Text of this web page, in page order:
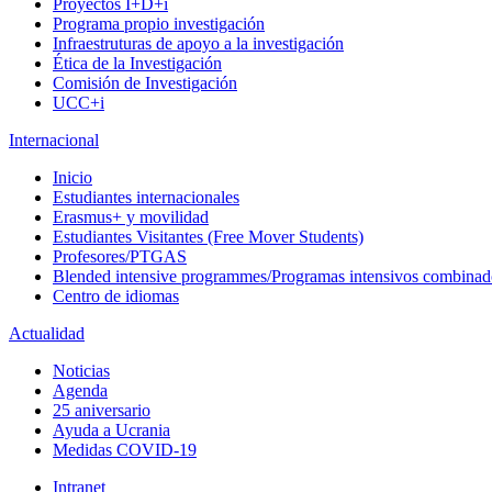
Proyectos I+D+i
Programa propio investigación
Infraestruturas de apoyo a la investigación
Ética de la Investigación
Comisión de Investigación
UCC+i
Internacional
Inicio
Estudiantes internacionales
Erasmus+ y movilidad
Estudiantes Visitantes (Free Mover Students)
Profesores/PTGAS
Blended intensive programmes/Programas intensivos
Centro de idiomas
Actualidad
Noticias
Agenda
25 aniversario
Ayuda a Ucrania
Medidas COVID-19
Intranet